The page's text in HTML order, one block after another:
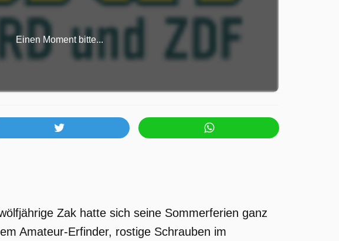
Einen Moment bitte...
Zak hatte sich seine Sommerferien ganz
Amateur-Erfinder, rostige Schrauben im